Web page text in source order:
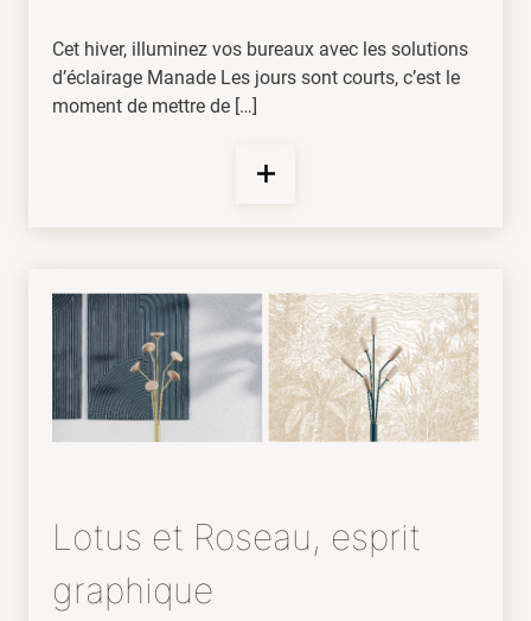
Cet hiver, illuminez vos bureaux avec les solutions
d’éclairage Manade Les jours sont courts, c’est le
moment de mettre de […]
Lotus et Roseau, esprit
graphique